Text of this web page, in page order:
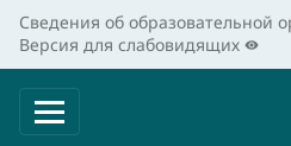
Сведения об образовательной
Версия для слабовидящих